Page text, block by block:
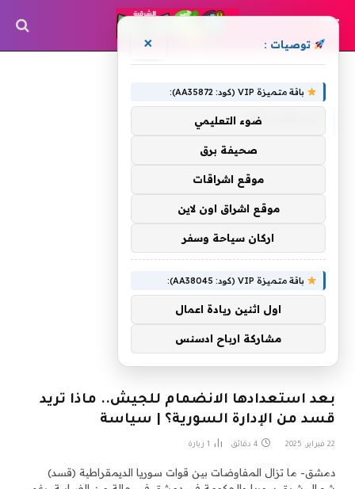
استعدادها
بعد استعدادها الانضمام للجيش.. ماذا تريد
قسد من الإدارة السورية؟ | سياسة
22 فبراير، 2025 4 دقائق 1 زيارة
دمشق- ما تزال المفاوضات بين قوات سوريا الديمقراطية (قسد)
توصيات : ×
باقة متميزة VIP (كود: AA35872):
ضوء التعليمي
صحيفة برق
موقع اشراقات
موقع اشراق اون لاين
اركان سياحة وسفر
باقة متميزة VIP (كود: AA38045):
اول اثنين ريادة اعمال
مشاركة ارباح ادسنس